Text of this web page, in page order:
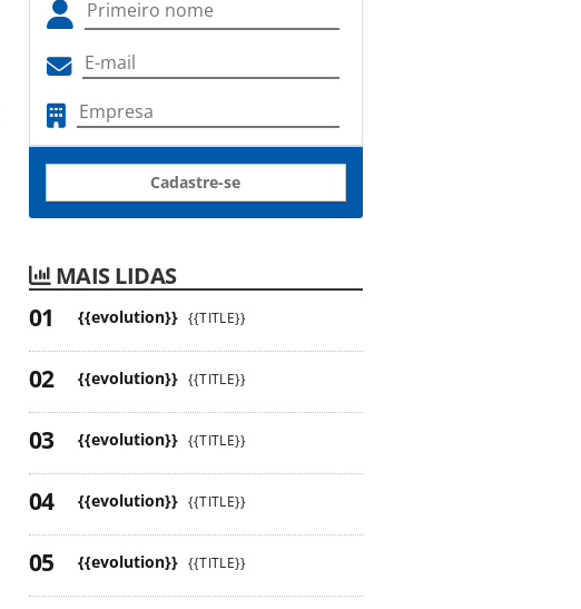
Cadastre-se
MAIS LIDAS
{{evolution}} {{TITLE}}
{{evolution}} {{TITLE}}
{{evolution}} {{TITLE}}
{{evolution}} {{TITLE}}
{{evolution}} {{TITLE}}